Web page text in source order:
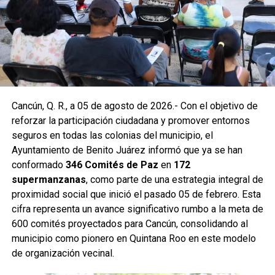
intersección de las avenidas Hacienda de Chunchucmil y
Hacienda de la Ciénega. Estas acciones forman parte de
un programa mayor que incluye trabajos en las
supermanzanas 93, 94, 95, 96, 99, 100, 101, 102, 105, 251,
255 y 517.
Como parte de las labores permanentes de prevención,
también se realizaron desazolves en pozos de absorción
de las supermanzanas 213 y 235, donde personal de
Servicios Públicos retiró basura vegetal, tierra y otros
desechos que obstruyen el flujo pluvial. En la
Supermanzana 235 se complementó la jornada con una
brigada de descacharrización para evitar la formación de
basureros clandestinos y promover la correcta
disposición de muebles, electrodomésticos y llantas.
Fuente: 5to Poder Agencia de Noticias
Cancún, Q. R., a 05 de agosto de 2026.- Con el objetivo de
reforzar la participación ciudadana y promover entornos
seguros en todas las colonias del municipio, el
Ayuntamiento de Benito Juárez informó que ya se han
conformado 346 Comités de Paz en 172
supermanzanas, como parte de una estrategia integral de
proximidad social que inició el pasado 05 de febrero. Esta
cifra representa un avance significativo rumbo a la meta de
600 comités proyectados para Cancún, consolidando al
municipio como pionero en Quintana Roo en este modelo
de organización vecinal.